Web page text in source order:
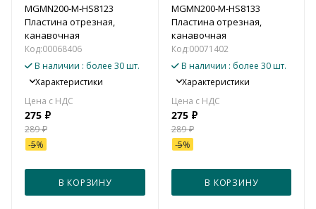
MGMN200-M-HS8123
Пластина отрезная,
канавочная
Код:00068406
В наличии : более 30 шт.
Характеристики
275 ₽
289₽
-5%
В КОРЗИНУ
MGMN200-M-HS8133
Пластина отрезная,
канавочная
Код:00071402
В наличии : более 30 шт.
Характеристики
275₽
289₽
-5%
В КОРЗИНУ